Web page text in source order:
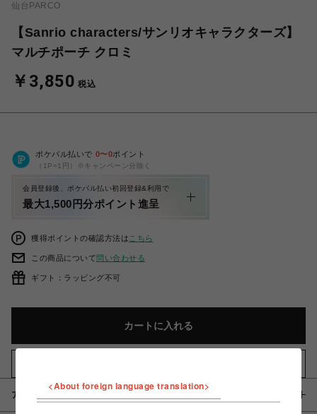
仙台PARCO
【Sanrio characters/サンリオキャラクターズ】
マルチポーチ クロミ
￥3,850 税込
ポケパル払いで 0〜0ポイント
（1P=1円）※キャンペーン分除く
会員登録後、ポケパル払い初回登録&利用で
最大1,500円分ポイント進呈
獲得ポイントの確認方法は こちら
この商品について問い合わせる
ギフト：ラッピング不可
カートに入れる
アイテム説明 / 素材
<About foreign language translation>